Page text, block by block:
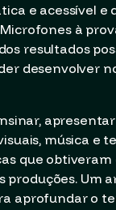
e acessível e
à
resultados
desenvolver
música e
que
produções. Um
aprofundar o